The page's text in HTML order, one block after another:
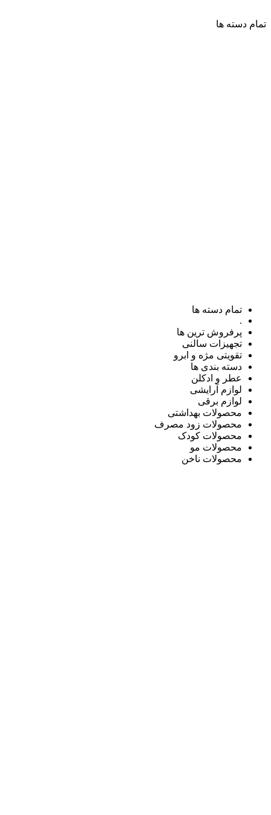
تمام دسته ها
تمام دسته ها
.
پرفروش ترین ها
تجهیزات سالنی
تقویتی مژه و ابرو
دسته بندی ها
عطر و ادکلن
لوازم آرایشی
لوازم برقی
محصولات بهداشتی
محصولات زود مصرف
محصولات کودک
محصولات مو
محصولات ناخن